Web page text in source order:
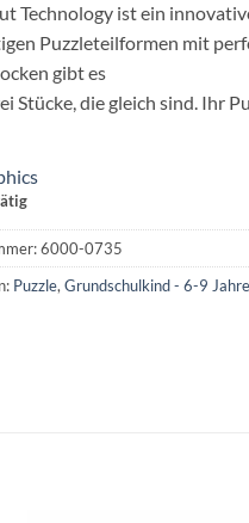
Technology ist ein
Puzzleteilformen mit
gibt es
Stücke, die gleich sind. Ihr
6000-0735
Puzzle, Grundschulkind - 6-9 Jahre